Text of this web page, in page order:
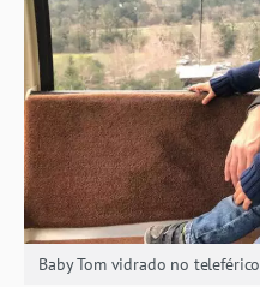
Baby Tom vidrado no teleférico